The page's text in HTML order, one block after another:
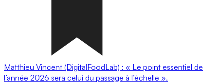
Matthieu Vincent (DigitalFoodLab) : « Le point essentiel de
l’année 2026 sera celui du passage à l’échelle ».